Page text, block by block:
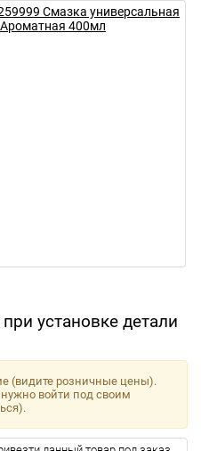
установке детали
(видите розничные цены).
войти под своим